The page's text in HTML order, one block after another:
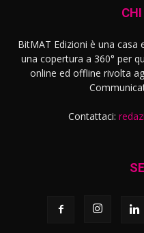
BitMAT Edizioni è una casa
una copertura a 360° per
online ed offline rivolta
Contattaci: